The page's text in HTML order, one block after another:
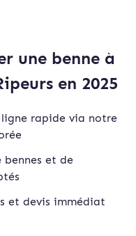
une benne à
en 2025
ligne rapide via notre
bennes et de
et devis immédiat